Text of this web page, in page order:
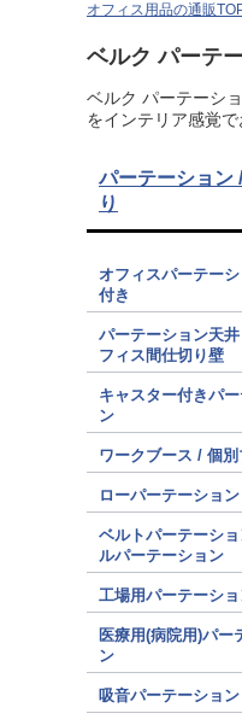
オフィス用品の通販
ベルク パーテ
ベルク パーテーシ
をインテリア感覚
パーテーション
り
オフィスパーテー
付き
パーテーション天
フィス間仕切り壁
キャスター付きパ
ン
ワークブース / 個別
ローパーテーション
ベルトパーテーシ
ルパーテーション
工場用パーテーシ
医療用(病院用)パー
ン
吸音パーテーション